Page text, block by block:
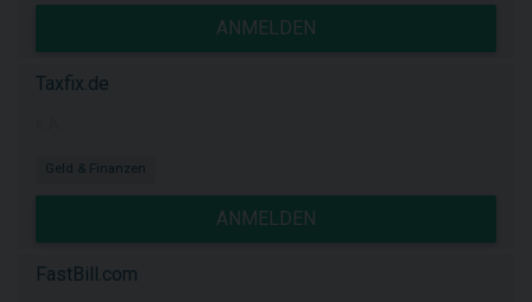
ANMELDEN
Taxfix.de
Geld & Finanzen
ANMELDEN
FastBill.com